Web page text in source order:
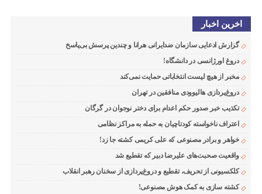
اخرین اخبار
گزارش ادعایی سازمان ضدایرانی هرانا و چندین پرسش بی‌پاسخ
دروغ اورژانسی در دانشگاه!
مخبر از هیچ لیست انتخاباتی حمایت نمی‌کند
دروغ‌پردازی هالیوودی منافقین در تهران
تکذیب خبر صدور حکم اعدام برای دختر نوجوان در گرگان
اعتراف ناخواسته کودتاچیان به حمله به مراکز نظامی
خواهر و برادر مصنوعی که علی کریمی کشته جا زد!
واقعیت صحبت‌های علیرضا دبیر که تقطیع شد
کلکسیونی از تحریف، تقطیع و دروغ‌پردازی از سخنان رهبر انقلاب
کشته سازی به کمک هوش مصنوعی!